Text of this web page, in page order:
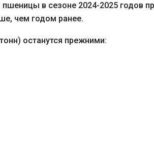
в сезоне 2024-2025 годов
чем годом ранее.
останутся прежними: